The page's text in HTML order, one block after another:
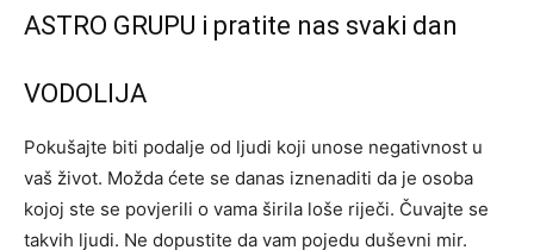
ASTRO GRUPU i pratite nas svaki dan
VODOLIJA
Pokušajte biti podalje od ljudi koji unose negativnost u
vaš život. Možda ćete se danas iznenaditi da je osoba
kojoj ste se povjerili o vama širila loše riječi. Čuvajte se
takvih ljudi. Ne dopustite da vam pojedu duševni mir.